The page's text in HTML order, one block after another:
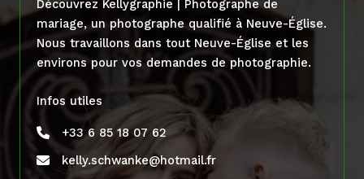
Découvrez Kellygraphie | Photographe de
mariage, un photographe qualifié à Neuve-Église.
Nous travaillons dans tout Neuve-Église et les
environs pour vos demandes de photographie.
Infos utiles
+33 6 85 18 07 62
kelly.schwanke@hotmail.fr